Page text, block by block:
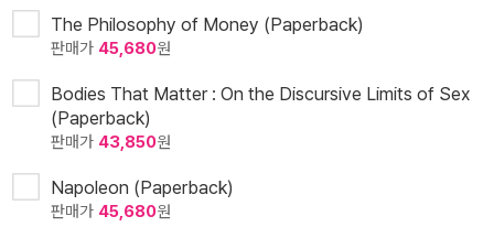
The Philosophy of Money (Paperback)
판매가 45,680원
Bodies That Matter : On the Discursive Limits of Sex
(Paperback)
판매가 43,850원
Napoleon (Paperback)
판매가 45,680원